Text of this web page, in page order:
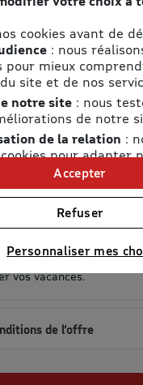
d'été
30%
Ensoleillées de
le 29 juillet et le 30
ou campagne : il est
vos vacances.
de l’offre
cookies avant de
: nous
mieux
site et de nos
notre site: nous
de notre
de la relation :
pour adapter
nos offres
: nous
des cookies pour
politique cookies et la
Personnaliser mes
Refuser
Accepter